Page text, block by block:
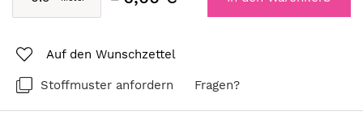
Auf den Wunschzettel
Stoffmuster anfordern Fragen?